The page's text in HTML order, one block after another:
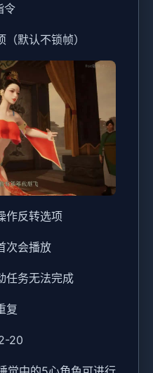
令
默认不锁帧）
作反转选项
次会播放
任务无法完成
复
20